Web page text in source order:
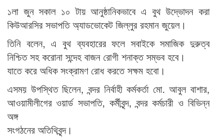
১লা জুন সকাল ১০ টায় আনুষ্ঠানিকভাবে এ বুথ উদ্ভোদন করা
কিউআরসির সভাপতি অ্যাডভোকেট জিল্লুর রহমান জুয়েল।
তিনি বলেন, এ বুথ ব্যবহারের ফলে সবাইকে সমাজিক দুরুত্ব
নিশ্চিত সহ করোনা সন্দেহ বাজন রোগী শনাক্ত সম্ভব হবে।
যাতে করে অধিক সংক্রামণ রোধ করতে সক্ষম হবো।
এসময় উপস্থিত ছিলেন, বন্দর নির্বাহী কর্মকর্তা মো. আবুল বাশার,
আওয়ামীলীগের ওয়ার্ড সভাপতি, কর্মীবৃন্দ, বন্দর কর্মচারী ও বিভিন্ন
অঙ্গ
সংগঠনের অতিথিবৃন্দ।